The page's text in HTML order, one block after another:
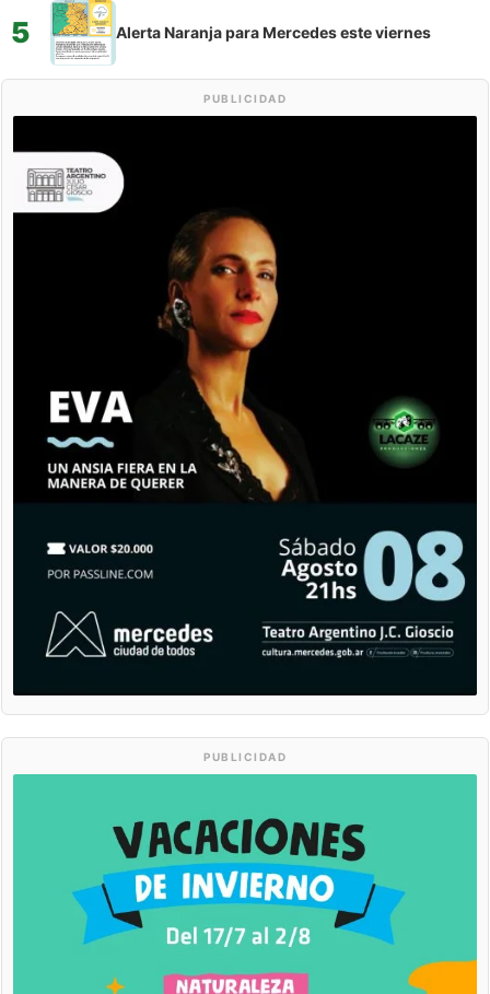
5 Alerta Naranja para Mercedes este viernes
PUBLICIDAD
PUBLICIDAD